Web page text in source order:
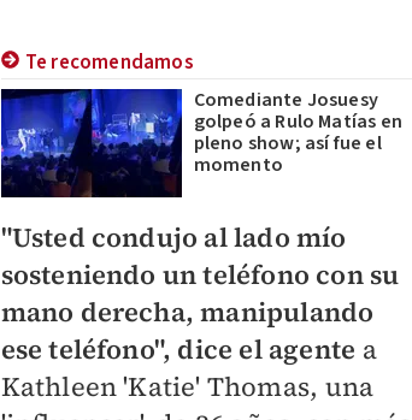
Te recomendamos
Comediante Josuesy
golpeó a Rulo Matías en
pleno show; así fue el
momento
"Usted condujo al lado mío
sosteniendo un teléfono con su
mano derecha, manipulando
ese teléfono", dice el agente a
Kathleen 'Katie' Thomas, una